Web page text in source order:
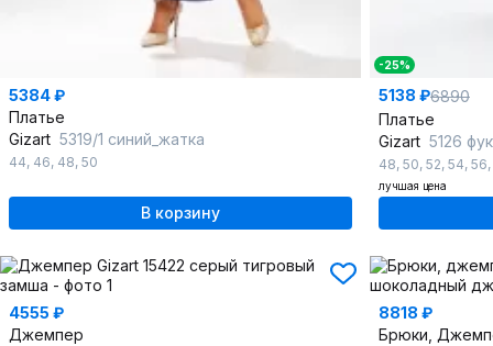
5384 ₽
Платье
Gizart 5319/1 синий_жатка
44, 46, 48, 50
В корзину
-25%
5138 ₽6890
Платье
Gizart 5126
48, 50, 52, 54, 56,
лучшая цена
4555 ₽
Джемпер
8818 ₽
Брюки,